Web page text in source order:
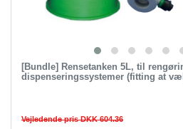
[Bundle] Rensetanken 5L, til
dispenseringssystemer (fitting at
Vejledende pris DKK 604.36